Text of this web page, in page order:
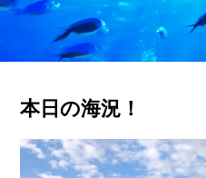
本日の海況！